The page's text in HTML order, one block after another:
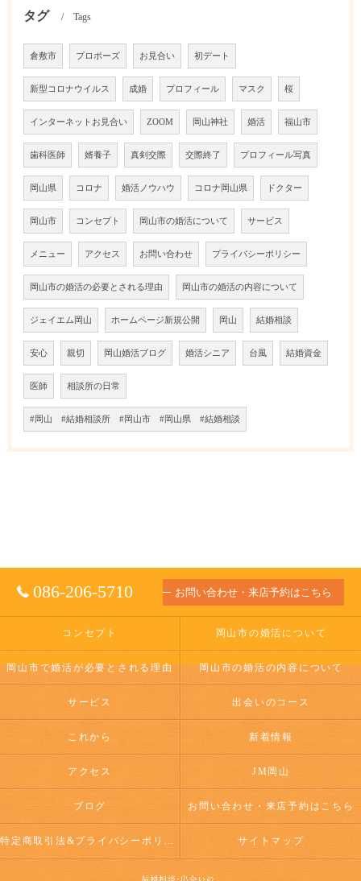
タグ Tags
倉敷市 プロポーズ お見合い 初デート
新型コロナウイルス 成婚 プロフィール マスク 桜
インターネットお見合い ZOOM 岡山神社 婚活 福山市
歯科医師 婿養子 真剣交際 交際終了 プロフィール写真
岡山県 コロナ 婚活ノウハウ コロナ岡山県 ドクター
岡山市 コンセプト 岡山市の婚活について サービス
メニュー アクセス お問い合わせ プライバシーポリシー
岡山市の婚活の必要とされる理由 岡山市の婚活の内容について
ジェイエム岡山 ホームページ新規公開 岡山 結婚相談
安心 親切 岡山婚活ブログ 婚活シニア 台風 結婚資金
医師 相談所の日常
#岡山 #結婚相談所 #岡山市 #岡山県 #結婚相談
086-206-5710 お問い合わせ・来店予約はこちら
コンセプト 岡山市の婚活について
岡山市で婚活が必要とされる理由 岡山市の婚活の内容について
サービス 出会いのコース
これから 新着情報
アクセス JM岡山
ブログ お問い合わせ・来店予約はこちら
特定商取引法&プライバシーポリシー サイトマップ